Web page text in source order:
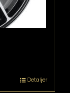
Detaljer